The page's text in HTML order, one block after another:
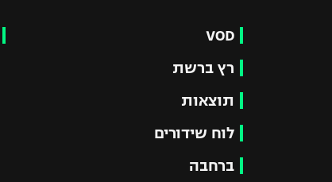
VOD
רץ ברשת
תוצאות
לוח שידורים
ברחבה